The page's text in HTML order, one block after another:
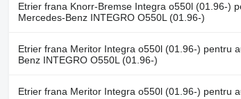
Etrier frana Knorr-Bremse Integra o550l (01.96-)
Mercedes-Benz INTEGRO O550L (01.96-)
Etrier frana Meritor Integra o550l (01.96-) pentru
Benz INTEGRO O550L (01.96-)
Etrier frana Meritor Integra o550l (01.96-) pentru